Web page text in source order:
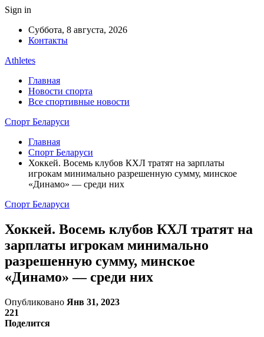
Sign in
Суббота, 8 августа, 2026
Контакты
Athletes
Главная
Новости спорта
Все спортивные новости
Спорт Беларуси
Главная
Спорт Беларуси
Хоккей. Восемь клубов КХЛ тратят на зарплаты
игрокам минимально разрешенную сумму, минское
«Динамо» — среди них
Спорт Беларуси
Хоккей. Восемь клубов КХЛ тратят на
зарплаты игрокам минимально
разрешенную сумму, минское
«Динамо» — среди них
Опубликовано Янв 31, 2023
221
Поделится